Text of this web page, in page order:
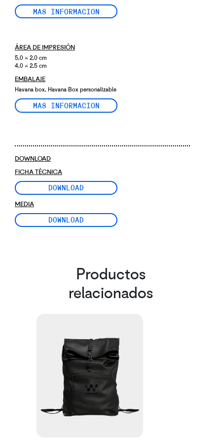
MAS INFORMACION
ÁREA DE IMPRESIÓN
5,0 × 2,0 cm
4,0 × 2,5 cm
EMBALAJE
Havana box, Havana Box personalizable
MAS INFORMACION
DOWNLOAD
FICHA TÉCNICA
DOWNLOAD
MEDIA
DOWNLOAD
Productos
relacionados